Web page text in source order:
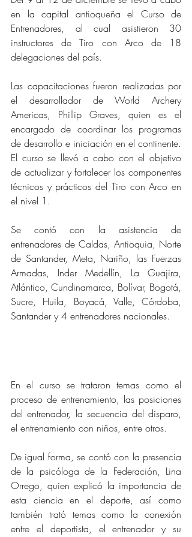
en la capital antioqueña el Curso de
Entrenadores, al cual asistieron 30
instructores de Tiro con Arco de 18
delegaciones del país.
Las capacitaciones fueron realizadas por
el desarrollador de World Archery
Americas, Phillip Graves, quien es el
encargado de coordinar los programas
de desarrollo e iniciación en el continente.
El curso se llevó a cabo con el objetivo
de actualizar y fortalecer los componentes
técnicos y prácticos del Tiro con Arco en
el nivel 1.
Se contó con la asistencia de
entrenadores de Caldas, Antioquia, Norte
de Santander, Meta, Nariño, las Fuerzas
Armadas, Inder Medellín, La Guajira,
Atlántico, Cundinamarca, Bolívar, Bogotá,
Sucre, Huila, Boyacá, Valle, Córdoba,
Santander y 4 entrenadores nacionales.
En el curso se trataron temas como el
proceso de entrenamiento, las posiciones
del entrenador, la secuencia del disparo,
el entrenamiento con niños, entre otros.
De igual forma, se contó con la presencia
de la psicóloga de la Federación, Lina
Orrego, quien explicó la importancia de
esta ciencia en el deporte, así como
también trató temas como la conexión
entre el deportista, el entrenador y su